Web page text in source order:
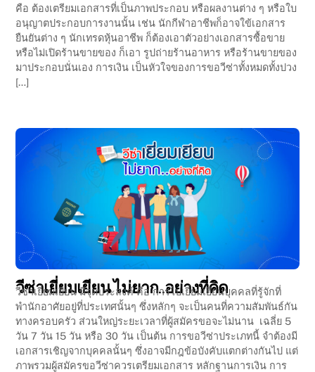
คือ ต้องเตรียมเอกสารที่เป็นภาพประกอบ หรือผลงานต่าง ๆ หรือใบ
อนุญาตประกอบการงานนั้น เช่น นักกีฬาอาชีพก็อาจใข้เอกสาร
ยืนยันต่าง ๆ นักเทรดหุ้นอาชีพ ก็ต้องเอาตัวอย่างเอกสารซื้อขาย
หรือไม่เปิดร้านขายของ ก็เอา รูปถ่ายร้านอาหาร หรือร้านขายของ
มาประกอบนั่นเอง การเงิน เป็นหัวใจของการขอวีซ่าทั้งหมดทั้งปวง
[…]
วีซ่าเยี่ยมเยียน ไม่ยาก..อย่างที่คิด
วีซ่าเยี่ยมเยียน มีจุดประสงค์ คือ การไปเยี่ยมเยียนบุคคลที่รู้จักที่
พำนักอาศัยอยู่ที่ประเทศนั้นๆ ซึ่งหลักๆ จะเป็นคนที่ความสัมพันธ์กัน
ทางครอบครัว ส่วนใหญ่ระยะเวลาที่ผู้สมัครขอจะไม่นาน เฉลี่ย 5
วัน 7 วัน 15 วัน หรือ 30 วัน เป็นต้น การขอวีซ่าประเภทนี้ จำต้องมี
เอกสารเชิญจากบุคคลนั้นๆ ซึ่งอาจมีกฎข้อบังคับแตกต่างกันไป แต่
ภาพรวมผู้สมัครขอวีซ่าควรเตรียมเอกสาร หลักฐานการเงิน การ